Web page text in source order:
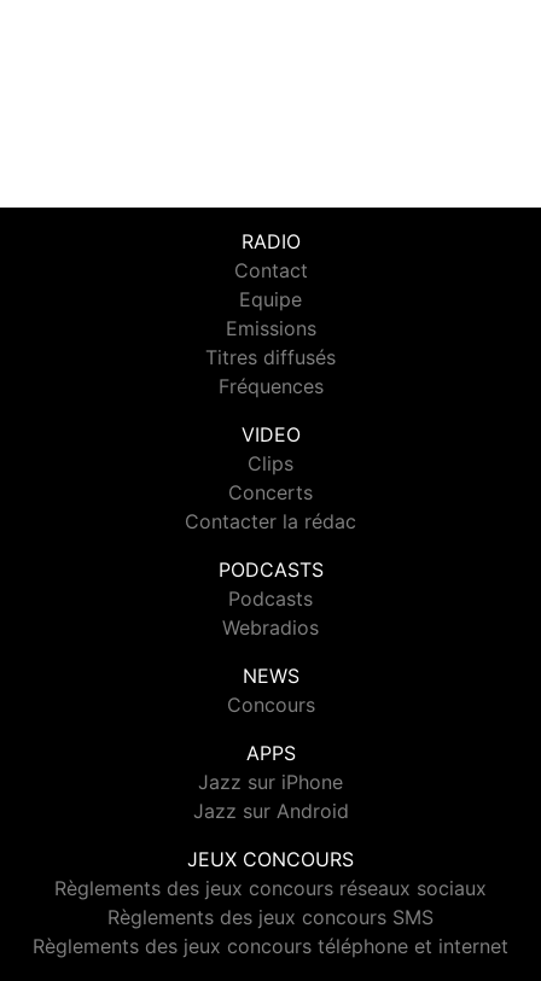
RADIO
Contact
Equipe
Emissions
Titres diffusés
Fréquences
VIDEO
Clips
Concerts
Contacter la rédac
PODCASTS
Podcasts
Webradios
NEWS
Concours
APPS
Jazz sur iPhone
Jazz sur Android
JEUX CONCOURS
Règlements des jeux concours réseaux sociaux
Règlements des jeux concours SMS
Règlements des jeux concours téléphone et internet